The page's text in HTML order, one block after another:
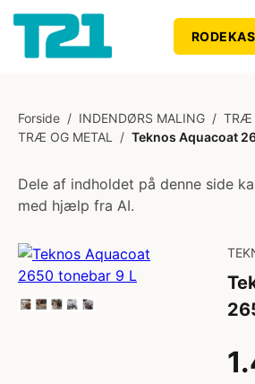
Forside / INDENDØRS MALING / TRÆ
TRÆ OG METAL
/ Teknos Aquacoat
Dele af indholdet på denne side
med hjælp fra AI.